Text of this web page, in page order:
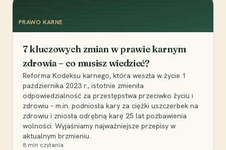
PRAWO KARNE
7 kluczowych zmian w prawie karnym
zdrowia – co musisz wiedzieć?
Reforma Kodeksu karnego, która weszła w życie 1
października 2023 r., istotnie zmieniła
odpowiedzialność za przestępstwa przeciwko życiu i
zdrowiu – m.in. podniosła kary za ciężki uszczerbek na
zdrowiu i zniosła odrębną karę 25 lat pozbawienia
wolności. Wyjaśniamy najważniejsze przepisy w
aktualnym brzmieniu.
8 min czytania